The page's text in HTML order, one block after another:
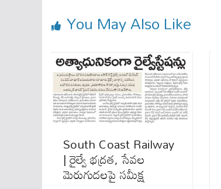
You May Also Like
South Coast Railway
| రైల్వే భద్రత, సేవల
మెరుగుదలపై సమీక్ష